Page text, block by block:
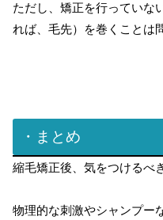
ただし、矯正を行っていな
れば、毛先）を巻くことは
・まとめ
縮毛矯正後、気をつけるべ
物理的な刺激やシャンプー